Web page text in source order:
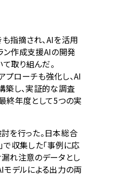
指摘され、AIを活用
ン作成支援AIの開発
取り組んだ。
プローチも強化し、AI
築し、実証的な調査
終年度として5つの実
を行った。日本総合
収集した「事例に応
漏れ注意のデータとし
モデルによる出力の両